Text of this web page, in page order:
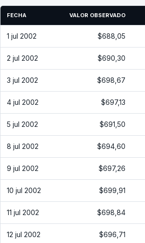
FECHA VALOR OBSERVADO
1 jul 2002 $688,05
2 jul 2002 $690,30
3 jul 2002 $698,67
4 jul 2002 $697,13
5 jul 2002 $691,50
8 jul 2002 $694,60
9 jul 2002 $697,26
10 jul 2002 $699,91
11 jul 2002 $698,84
12 jul 2002 $696,71